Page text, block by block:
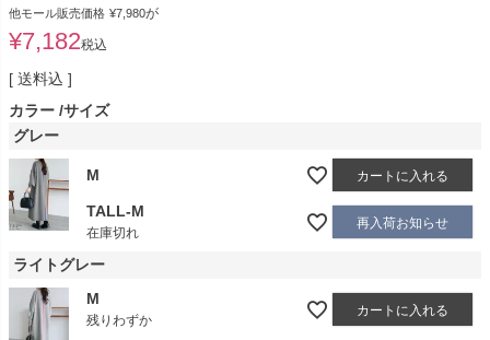
他モール販売価格 ¥7,980が
¥7,182税込
送料込
カラー サイズ
グレー
M カートに入れる
TALL-M
在庫切れ
再入荷お知らせ
ライトグレー
M
残りわずか
カートに入れる